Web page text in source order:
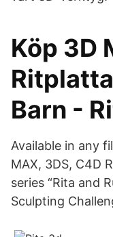
Köp 3D
Barn -
Available in any
MAX, 3DS, C4D
series “Rita and
Sculpting